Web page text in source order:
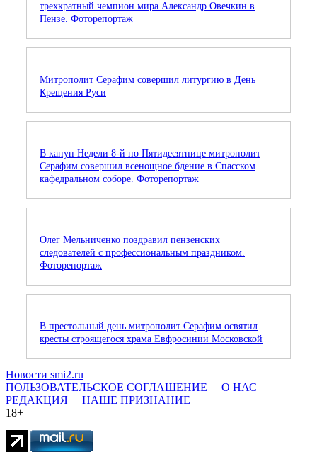
трехкратный чемпион мира Александр Овечкин в
Пензе. Фоторепортаж
Митрополит Серафим совершил литургию в День
Крещения Руси
В канун Недели 8-й по Пятидесятнице митрополит
Серафим совершил всенощное бдение в Спасском
кафедральном соборе. Фоторепортаж
Олег Мельниченко поздравил пензенских
следователей с профессиональным праздником.
Фоторепортаж
В престольный день митрополит Серафим освятил
кресты строящегося храма Евфросинии Московской
Новости smi2.ru
ПОЛЬЗОВАТЕЛЬСКОЕ СОГЛАШЕНИЕ
О НАС
РЕДАКЦИЯ
НАШЕ ПРИЗНАНИЕ
18+